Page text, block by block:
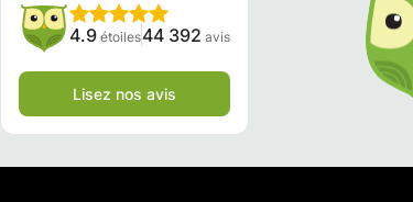
4.9 étoiles44 392 avis
Lisez nos avis